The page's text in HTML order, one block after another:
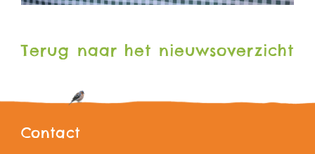
Terug naar het nieuwsoverzicht
Contact